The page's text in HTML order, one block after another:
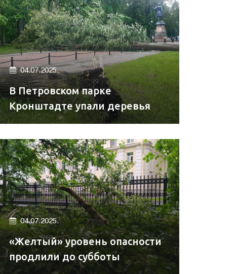
04.07.2025.
В Петровском парке
Кронштадте упали деревья
04.07.2025.
«Желтый» уровень опасности
продлили до субботы